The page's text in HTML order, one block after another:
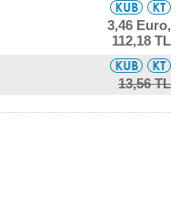
3,46 Euro,
112,18 TL
13,56 TL